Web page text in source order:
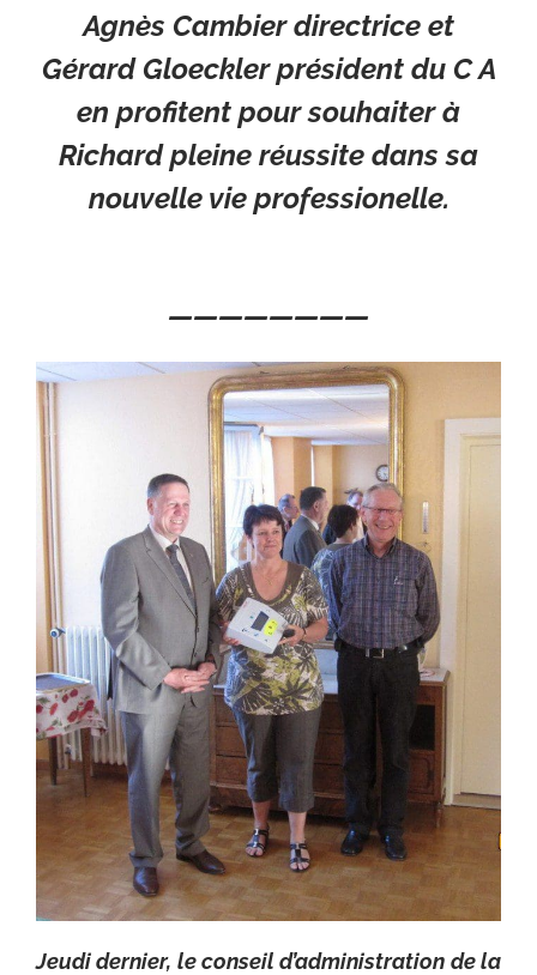
Agnès Cambier directrice et
Gérard Gloeckler président du C A
en profitent pour souhaiter à
Richard pleine réussite dans sa
nouvelle vie professionelle.
————————
Jeudi dernier, le conseil d’administration de la